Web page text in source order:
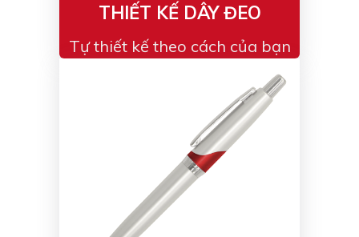
THIẾT KẾ DÂY ĐEO
Tự thiết kế theo cách của bạn